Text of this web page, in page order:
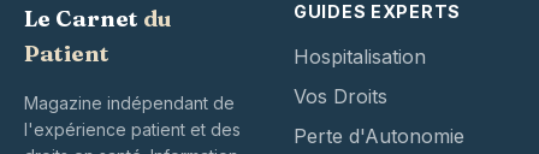
Le Carnet du
Patient
Magazine indépendant de
l'expérience patient et des
GUIDES EXPERTS
Hospitalisation
Vos Droits
Perte d'Autonomie